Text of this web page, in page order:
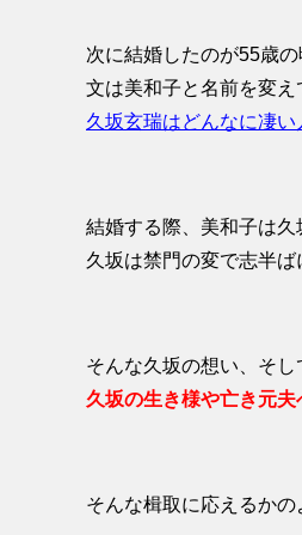
次に結婚したのが55歳
文は美和子と名前を変え
久坂玄瑞はどんなに凄い
結婚する際、美和子は久
久坂は禁門の変で志半ば
そんな久坂の想い、そし
久坂の生き様や亡き元
そんな楫取に応えるかの